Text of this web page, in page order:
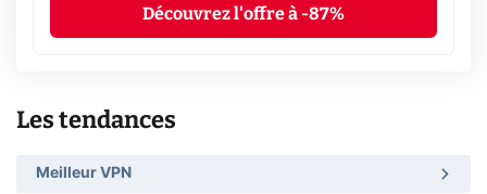
Découvrez l'offre à -87%
Les tendances
Meilleur VPN